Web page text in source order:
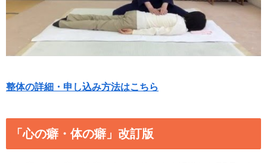
整体の詳細・申し込み方法はこちら
「心の癖・体の癖」改訂版